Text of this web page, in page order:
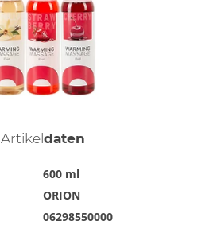
Artikeldaten
600 ml
ORION
06298550000